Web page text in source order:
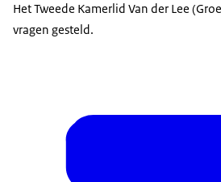
Het Tweede Kamerlid Van der Lee
vragen gesteld.